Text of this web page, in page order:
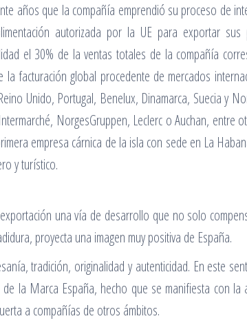
años que la compañía emprendió su proceso de
autorizada por la UE para exportar
el 30% de la ventas totales de la compañía
facturación global procedente de mercados
Unido, Portugal, Benelux, Dinamarca, Suecia y
NorgesGruppen, Leclerc o Auchan, entre
empresa cárnica de la isla con sede en La
y turístico.
una vía de desarrollo que no solo
proyecta una imagen muy positiva de España.
tradición, originalidad y autenticidad. En este
la Marca España, hecho que se manifiesta con la
a compañías de otros ámbitos.